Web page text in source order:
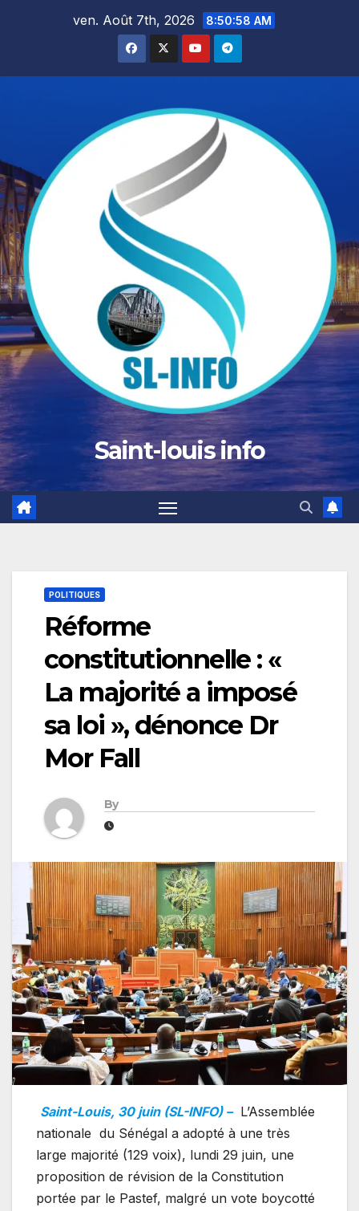
ven. Août 7th, 2026 8:50:59 AM
Saint-louis info
POLITIQUES
Réforme
constitutionnelle : «
La majorité a imposé
sa loi », dénonce Dr
Mor Fall
By
Saint-Louis, 30 juin (SL-INFO) – L’Assemblée
nationale du Sénégal a adopté à une très
large majorité (129 voix), lundi 29 juin, une
proposition de révision de la Constitution
portée par le Pastef, malgré un vote boycotté